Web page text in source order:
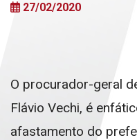
27/02/2020
O procurador-geral
Flávio Vechi, é
afastamento do